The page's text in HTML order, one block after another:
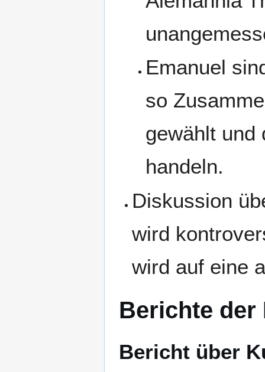
Emanuel
so
gewählt und
handeln.
Diskussion
wird
wird auf eine
Berichte der
Bericht über